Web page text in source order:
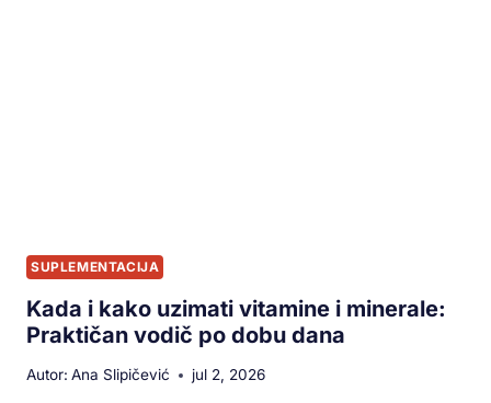
SUPLEMENTACIJA
Kada i kako uzimati vitamine i minerale:
Praktičan vodič po dobu dana
Autor: Ana Slipičević jul 2, 2026